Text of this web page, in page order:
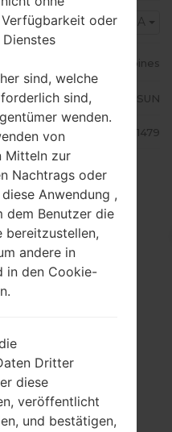
SMA
Philippines
Red Mobile, Smart, SUN
oder
sind, welche
sind,
wenden.
von
Mitteln zur
Nachtrags oder
Anwendung ,
dem Benutzer die
bereitzustellen,
andere in
in den Cookie-
Dritter
diese
veröffentlicht
und bestätigen,